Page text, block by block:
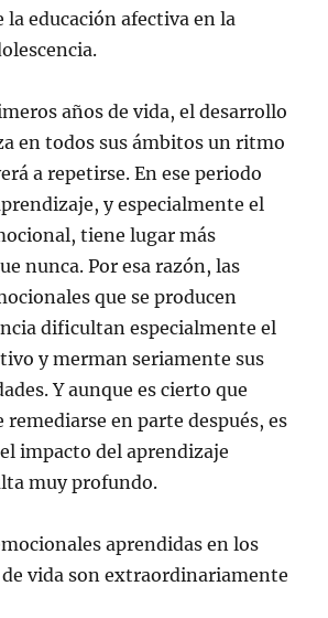
educación afectiva en la
años de vida, el desarrollo
en todos sus ámbitos un ritmo
a repetirse. En ese periodo
y especialmente el
tiene lugar más
nunca. Por esa razón, las
que se producen
dificultan especialmente el
y merman seriamente sus
Y aunque es cierto que
remediarse en parte después, es
impacto del aprendizaje
muy profundo.
aprendidas en los
vida son extraordinariamente